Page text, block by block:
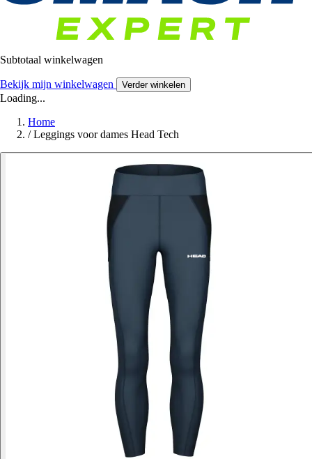
Subtotaal winkelwagen
Bekijk mijn winkelwagen Verder winkelen
Loading...
Home
/ Leggings voor dames Head Tech